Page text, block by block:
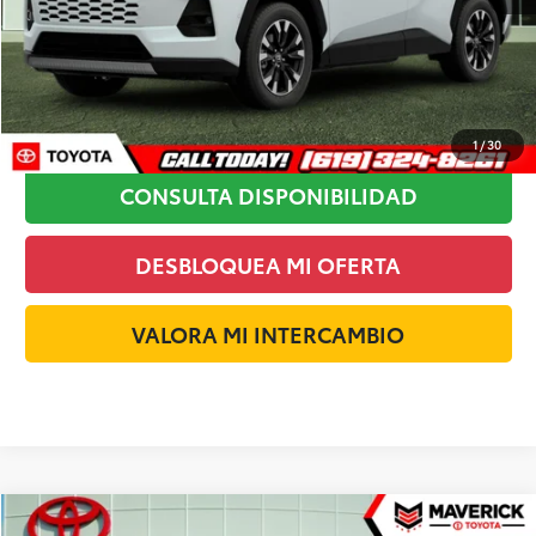
1/30
MSRP: $48,518
HACER CLIC PARA LLAMAR
CONSULTA DISPONIBILIDAD
DESBLOQUEA MI OFERTA
VALORA MI INTERCAMBIO
Comparar vehículo